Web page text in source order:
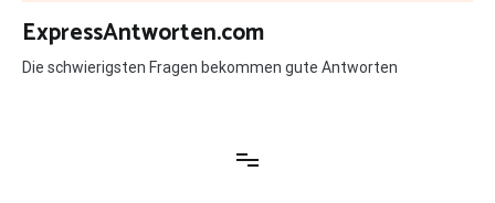
Zum
Inhalt
springen
ExpressAntworten.com
Die schwierigsten Fragen bekommen gute Antworten